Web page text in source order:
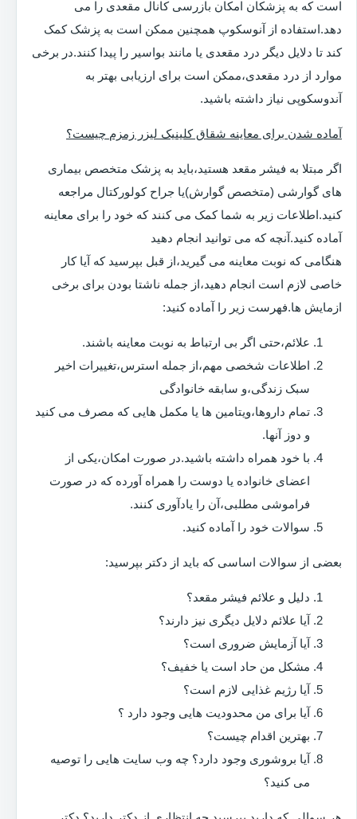
است که به پزشکان امکان بازرسی کانال مقعدی را می
دهد.استفاده از آنوسکوپ همچنین ممکن است به پزشک کمک
کند تا دلایل دیگر درد مقعدی یا مانند بواسیر را پیدا کنند.در برخی
موارد از درد مقعدی،ممکن است برای ارزیابی بهتر به
آندوسکوپی نیاز داشته باشید.
آماده شدن برای معاینه شقاق کلینیک لیزر زمزم چیست؟
اگر مبتلا به فیشر مقعد هستید،باید به پزشک متخصص بیماری
های گوارشی (متخصص گوارش)یا جراح کولورکتال مراجعه
کنید.اطلاعات زیر به شما کمک می کنند که خود را برای معاینه
آماده کنید.آنچه که می توانید انجام دهید
هنگامی که نوبت معاینه می گیرید،از قبل بپرسید که آیا کار
خاصی لازم است انجام دهید،از جمله ناشتا بودن برای برخی
ازمایش ها.فهرست زیر را آماده کنید:
علائم،حتی اگر بی ارتباط به نوبت معاینه باشند.
اطلاعات شخصی مهم،از جمله استرس،تغییرات اخیر
سبک زندگی،و سابقه خانوادگی
تمام داروها،ویتامین ها یا مکمل هایی که مصرف می کنید
و دوز آنها.
با خود همراه داشته باشید.در صورت امکان،یکی از
اعضای خانواده یا دوست را همراه آورده که در صورت
فراموشی مطلبی،آن را یادآوری کنند.
سوالات خود را آماده کنید.
بعضی از سوالات اساسی که باید از دکتر بپرسید:
دلیل و علائم فیشر مقعد؟
آیا علائم دلایل دیگری نیز دارند؟
آیا آزمایش ضروری است؟
مشکل من حاد است یا خفیف؟
آیا رژیم غذایی لازم است؟
آیا برای من محدودیت هایی وجود دارد ؟
بهترین اقدام چیست؟
آیا بروشوری وجود دارد؟ چه وب سایت هایی را توصیه
می کنید؟